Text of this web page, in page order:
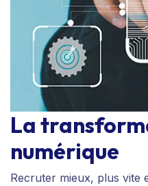
La
numérique
Recruter mieux, plus vite